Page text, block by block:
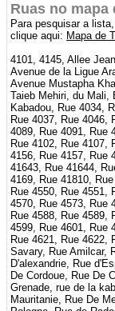
Ruas no mapa
Para pesquisar a
clique aqui: Mapa de
4101, 4145, Allee
Avenue de la Ligue
Avenue Mustapha
Taieb Mehiri, du Mali,
Kabadou, Rue 4034,
Rue 4037, Rue 4046,
4089, Rue 4091, Rue
Rue 4102, Rue 4107,
4156, Rue 4157, Rue
41643, Rue 41644,
4169, Rue 41810,
Rue 4550, Rue 4551,
4570, Rue 4573, Rue
Rue 4588, Rue 4589,
4599, Rue 4601, Rue
Rue 4621, Rue 4622,
Savary, Rue Amilcar,
D'alexandrie, Rue
De Cordoue, Rue De
Grenade, rue de la
Mauritanie, Rue De